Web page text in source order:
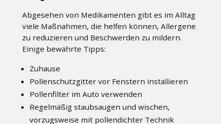
Abgesehen von Medikamenten gibt es im Alltag
viele Maßnahmen, die helfen können, Allergene
zu reduzieren und Beschwerden zu mildern.
Einige bewährte Tipps:
Zuhause
Pollenschutzgitter vor Fenstern installieren
Pollenfilter im Auto verwenden
Regelmäßig staubsaugen und wischen,
vorzugsweise mit pollendichter Technik